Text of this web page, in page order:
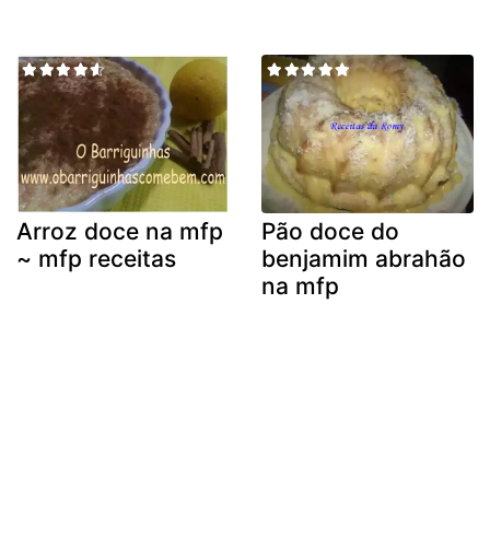
Arroz doce na mfp
~ mfp receitas
Pão doce do
benjamim abrahão
na mfp